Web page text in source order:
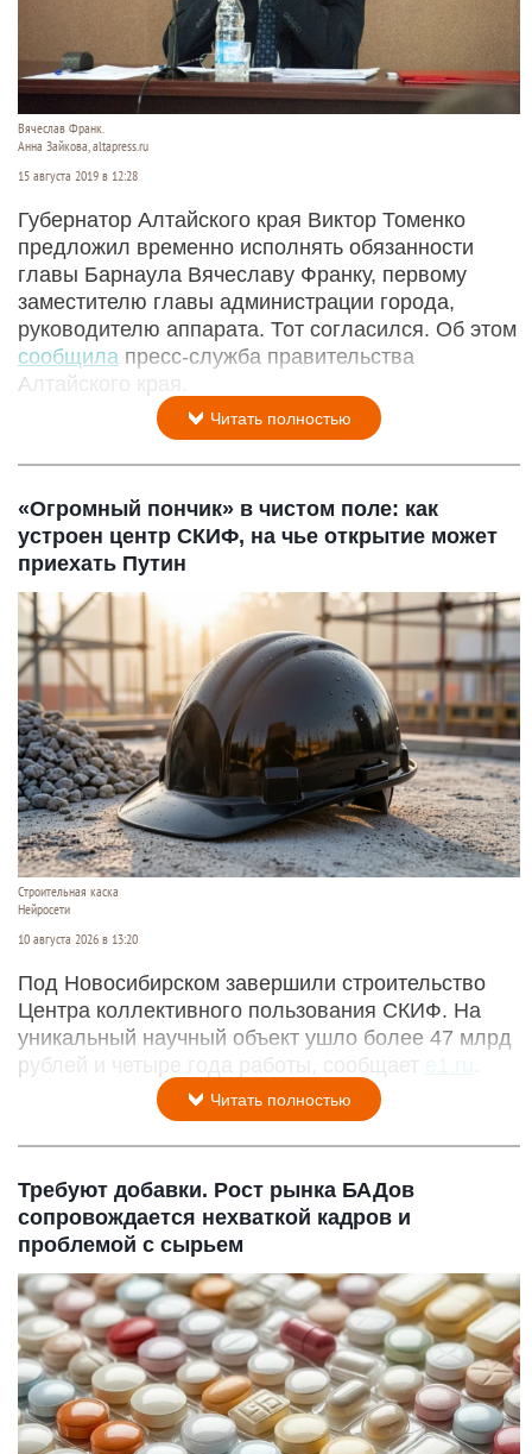
Вячеслав Франк.
Анна Зайкова, altapress.ru
15 августа 2019 в 12:28
Губернатор Алтайского края Виктор Томенко
предложил временно исполнять обязанности
главы Барнаула Вячеславу Франку, первому
заместителю главы администрации города,
руководителю аппарата. Тот согласился. Об этом
сообщила пресс-служба правительства
Алтайского края.
Читать полностью
«Огромный пончик» в чистом поле: как
устроен центр СКИФ, на чье открытие может
приехать Путин
Строительная каска
Нейросети
10 августа 2026 в 13:20
Под Новосибирском завершили строительство
Центра коллективного пользования СКИФ. На
уникальный научный объект ушло более 47 млрд
рублей и четыре года работы, сообщает
e1.ru
Читать полностью
Требуют добавки. Рост рынка БАДов
сопровождается нехваткой кадров и
проблемой с сырьем